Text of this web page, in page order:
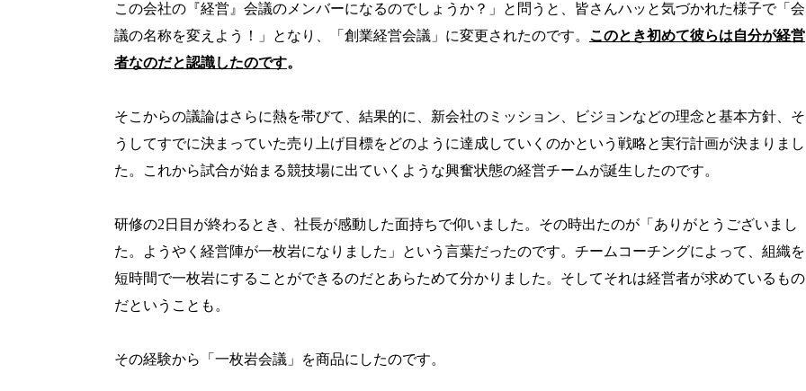
この会社の『経営』会議のメンバーになるのでしょうか？」と問うと、皆さんハッと気づかれた様子で「会
議の名称を変えよう！」となり、「創業経営会議」に変更されたのです。 このとき初めて彼らは自分が経営
者なのだと認識したのです。
そこからの議論はさらに熱を帯びて、結果的に、新会社のミッション、ビジョンなどの理念と基本方針、そ
うしてすでに決まっていた売り上げ目標をどのように達成していくのかという戦略と実行計画が決まりまし
た。これから試合が始まる競技場に出ていくような興奮状態の経営チームが誕生したのです。
研修の2 日目が終わるとき、社長が感動した面持ちで仰いました。その時出たのが「ありがとうございまし
た。ようやく経営陣が一枚岩になりました」という言葉だったのです。チームコーチングによって、組織を
短時間で一枚岩にすることができるのだとあらためて分かりました。そしてそれは経営者が求めているもの
だということも。
その経験から「一枚岩会議」を商品にしたのです。